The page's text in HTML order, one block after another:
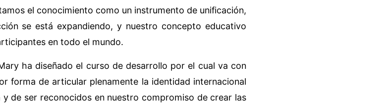
el conocimiento como un instrumento de unificación,
se está expandiendo, y nuestro concepto educativo
en todo el mundo.
ha diseñado el curso de desarrollo por el cual va con
forma de articular plenamente la identidad internacional
de ser reconocidos en nuestro compromiso de crear las